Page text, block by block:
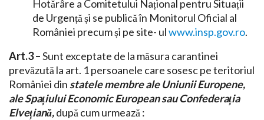
Hotărâre a Comitetului Național pentru Situații
de Urgență și se publică în Monitorul Oficial al
României precum și pe site- ulwww.insp.gov.ro.
Art.3 –Sunt exceptate de la măsura carantinei
prevăzută la art. 1 persoanele care sosesc pe teritoriul
României din statele membre ale Uniunii Europene,
ale Spațiului Economic European sau Confederația
Elvețiană,după cum urmează :